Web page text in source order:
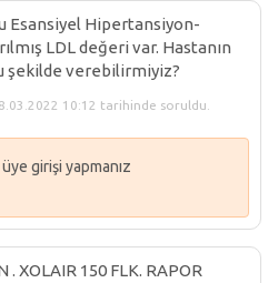
Esansiyel Hipertansiyon-
LDL değeri var. Hastanın
şekilde verebilirmiyiz?
10:12 tarihinde soruldu.
girişi yapmanız
. XOLAIR 150 FLK. RAPOR